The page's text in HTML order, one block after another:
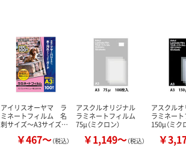
アイリスオーヤマ ラ
ミネートフィルム 名
刺サイズ～A3サイズ…
￥467～（税込）
アスクルオリジナル
ラミネートフィルム
75μ（ミクロン）
￥1,149～（税込）
アスクル
ラミネー
150μ（ミク
￥